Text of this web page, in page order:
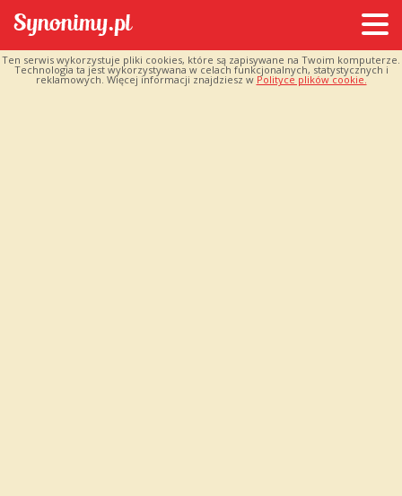
Ten serwis wykorzystuje pliki cookies, które są zapisywane na Twoim komputerze.
Technologia ta jest wykorzystywana w celach funkcjonalnych, statystycznych i
reklamowych. Więcej informacji znajdziesz w Polityce plików cookie.